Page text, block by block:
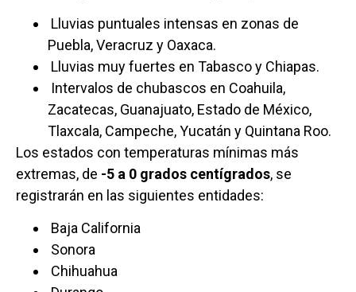
Lluvias puntuales intensas en zonas de
Puebla, Veracruz y Oaxaca.
Lluvias muy fuertes en Tabasco y Chiapas.
Intervalos de chubascos en Coahuila,
Zacatecas, Guanajuato, Estado de México,
Tlaxcala, Campeche, Yucatán y Quintana Roo.
Los estados con temperaturas mínimas más
extremas, de -5 a 0 grados centígrados, se
registrarán en las siguientes entidades:
Baja California
Sonora
Chihuahua